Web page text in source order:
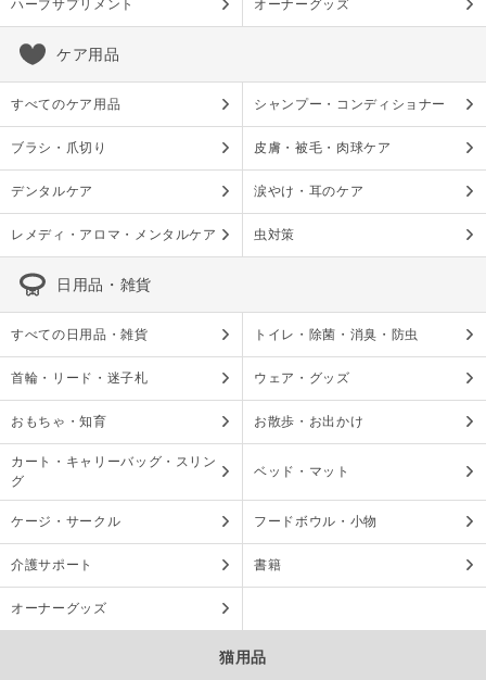
ハーブサプリメント オーナーグッズ
ケア用品
すべてのケア用品 シャンプー・コンディショナー
ブラシ・爪切り 皮膚・被毛・肉球ケア
デンタルケア 涙やけ・耳のケア
レメディ・アロマ・メンタルケア 虫対策
日用品・雑貨
すべての日用品・雑貨 トイレ・除菌・消臭・防虫
首輪・リード・迷子札 ウェア・グッズ
おもちゃ・知育 お散歩・お出かけ
カート・キャリーバッグ・スリン
グ
ベッド・マット
ケージ・サークル フードボウル・小物
介護サポート 書籍
オーナーグッズ
猫用品